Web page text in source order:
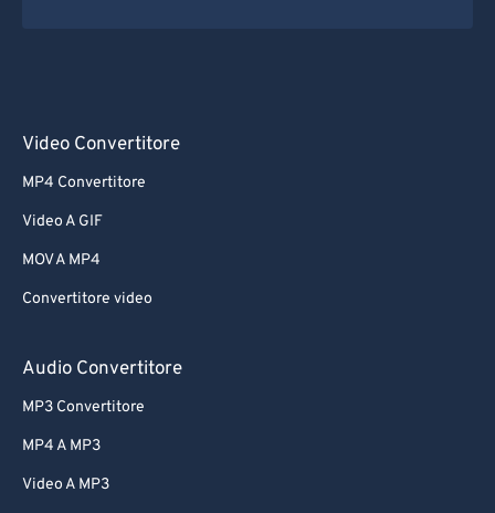
Video Convertitore
MP4 Convertitore
Video A GIF
MOV A MP4
Convertitore video
Audio Convertitore
MP3 Convertitore
MP4 A MP3
Video A MP3